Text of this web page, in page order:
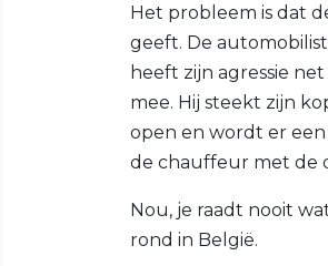
Het probleem is dat
geeft. De
heeft zijn agressie
mee. Hij steekt zijn
open en wordt er een
de chauffeur met de
Nou, je raadt nooit
rond in België.